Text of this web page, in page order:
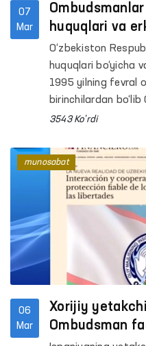
07
Mar
huquqlari va
himoyasi
O‘zbekiston
huquqlari bo‘yicha
1995 yilning fevral
birinchilardan
Kuni kecha
erkinliklarini
Ombudsmanlari
shahrida nishonladi.
3543 Ko'rdi
06
Mar
Xorijiy
Ombudsman
munosabat